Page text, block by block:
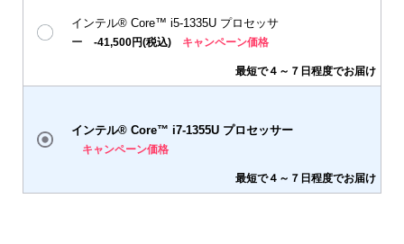
最短で４～７日程度でお届け
インテル® Core™ i5-1335U プロセッサ
ー
-41,500円(税込) キャンペーン価格
最短で４～７日程度でお届け
インテル® Core™ i7-1355U プロセッサー
キャンペーン価格